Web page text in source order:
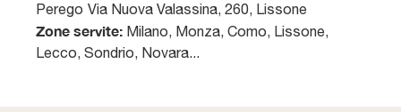
Perego Via Nuova Valassina, 260, Lissone
Zone servite: Milano, Monza, Como, Lissone,
Lecco, Sondrio, Novara...